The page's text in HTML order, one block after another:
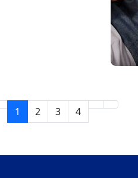
1 2 3 4